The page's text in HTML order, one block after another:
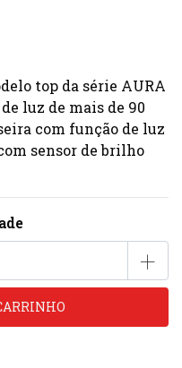
top da série AURA
luz de mais de 90
com função de luz
sensor de brilho
+